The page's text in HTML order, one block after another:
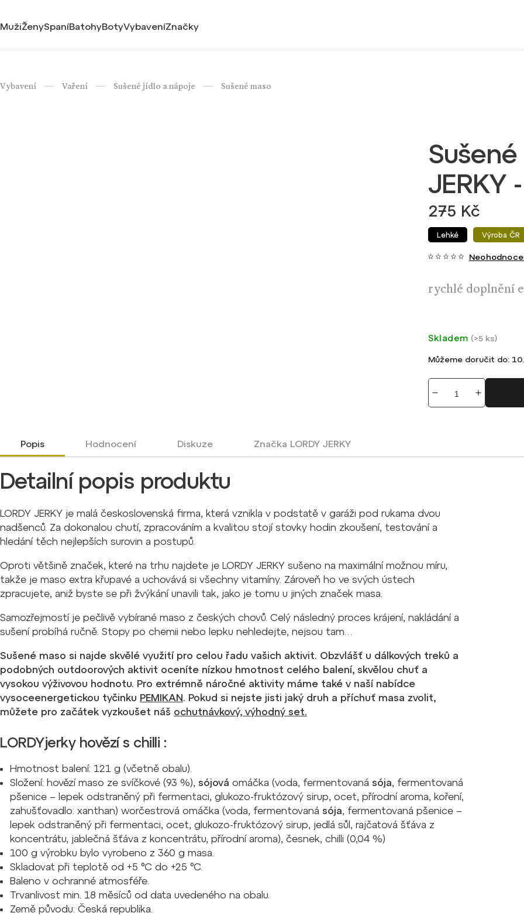
MužiŽenySpaníBatohyBotyVybaveníZnačky
Vybavení / Vaření / Sušené jídlo a nápoje / Sušené maso
JERKY
275 Kč
Lehké Výroba ČR
rychlé doplnění
Skladem (>5 ks)
Můžeme doručit do:
Popis Hodnocení Diskuze Značka LORDY JERKY
Detailní popis produktu
LORDY JERKY je malá československá firma, která vznikla v podstatě v garáži pod rukama dvou
nadšenců. Za dokonalou chutí, zpracováním a kvalitou stojí stovky hodin zkoušení, testování a
hledání těch nejlepších surovin a postupů.
Oproti většině značek, které na trhu najdete je LORDY JERKY sušeno na maximální možnou míru,
takže je maso extra křupavé a uchovává si všechny vitamíny. Zároveň ho ve svých ústech
zpracujete, aniž byste se při žvýkání unavili tak, jako je tomu u jiných značek masa.
Samozřejmostí je pečlivě vybírané maso z českých chovů. Celý následný proces krájení, nakládání a
sušení probíhá ručně. Stopy po chemii nebo lepku nehledejte, nejsou tam…
Sušené maso si najde skvělé využití pro celou řadu vašich aktivit. Obzvlášť u dálkových treků a
podobných outdoorových aktivit oceníte nízkou hmotnost celého balení, skvělou chuť a
vysokou výživovou hodnotu. Pro extrémně náročné aktivity máme také v naší nabídce
vysoceenergetickou tyčinku PEMIKAN. Pokud si nejste jisti jaký druh a příchuť masa zvolit,
můžete pro začátek vyzkoušet náš ochutnávkový, výhodný set.
LORDYjerky hovězí s chilli :
Hmotnost balení: 121 g (včetně obalu).
Složení: hovězí maso ze svíčkové (93 %), sójová omáčka (voda, fermentovaná sója, fermentovaná
pšenice – lepek odstraněný při fermentaci, glukozo-fruktózový sirup, ocet, přírodní aroma, koření,
zahušťovadlo: xanthan) worčestrová omáčka (voda, fermentovaná sója, fermentovaná pšenice –
lepek odstraněný při fermentaci, ocet, glukozo-fruktózový sirup, jedlá sůl, rajčatová šťáva z
koncentrátu, jablečná šťáva z koncentrátu, přírodní aroma), česnek, chilli (0,04 %)
100 g výrobku bylo vyrobeno z 360 g masa.
Skladovat při teplotě od +5 °C do +25 °C.
Baleno v ochranné atmosféře.
Trvanlivost min. 18 měsíců od data uvedeného na obalu.
Země původu: Česká republika.